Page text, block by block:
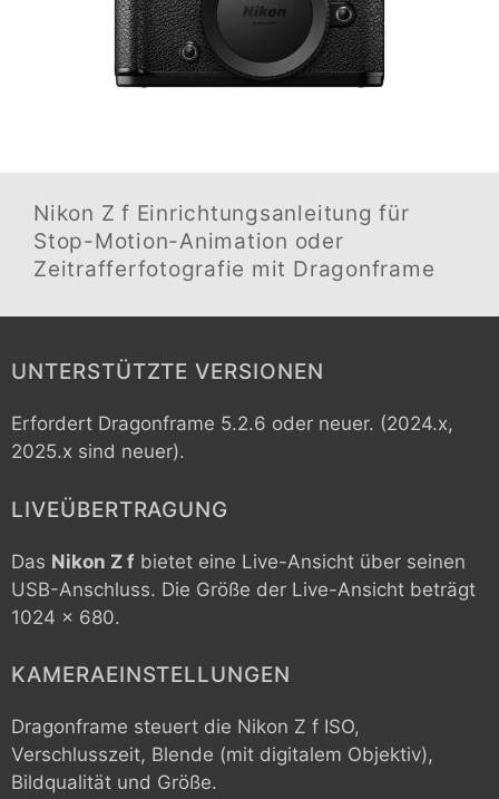
Nikon Z f Einrichtungsanleitung für
Stop-Motion-Animation oder
Zeitrafferfotografie mit Dragonframe
UNTERSTÜTZTE VERSIONEN
Erfordert Dragonframe 5.2.6 oder neuer. (2024.x,
2025.x sind neuer).
LIVEÜBERTRAGUNG
Das Nikon Z f bietet eine Live-Ansicht über seinen
USB-Anschluss. Die Größe der Live-Ansicht beträgt
1024 x 680.
KAMERAEINSTELLUNGEN
Dragonframe steuert die Nikon Z f ISO,
Verschlusszeit, Blende (mit digitalem Objektiv),
Bildqualität und Größe.